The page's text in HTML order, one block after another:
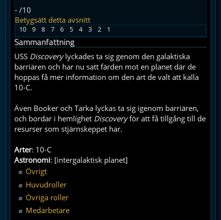
-/10
Betygsätt detta avsnitt
10 9 8 7 6 5 4 3 2 1
Sammanfattning
USS Discoverylyckades ta sig genom den galaktiska
barriären och har nu satt färden mot en planet där de
hoppas få mer information om den art de valt att kalla
10-C.
Även Booker och Tarka lyckas ta sig igenom barriären,
och bordar i hemlighet Discoveryför att få tillgång till de
resurser som stjärnskeppet har.
Arter: 10-C
Astronomi: [intergalaktisk planet]
Övrigt
Huvudroller
Övriga roller
Medarbetare